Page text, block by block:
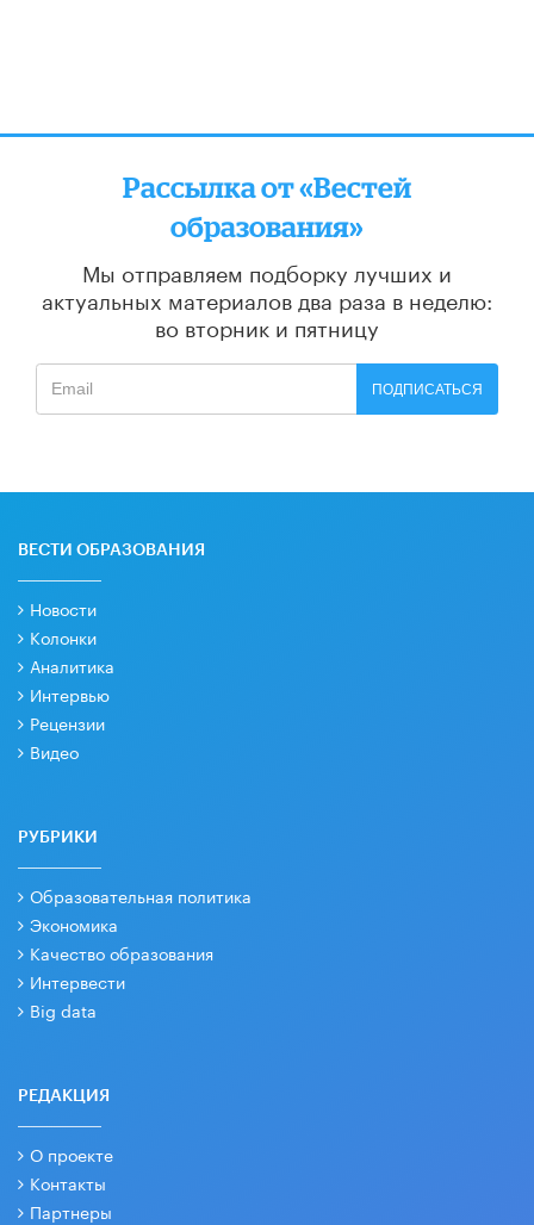
Рассылка от «Вестей
образования»
Мы отправляем подборку лучших и
актуальных материалов два раза в неделю:
во вторник и пятницу
ПОДПИСАТЬСЯ
ВЕСТИ ОБРАЗОВАНИЯ
Новости
Колонки
Аналитика
Интервью
Рецензии
Видео
РУБРИКИ
Образовательная политика
Экономика
Качество образования
Интервести
Big data
РЕДАКЦИЯ
О проекте
Контакты
Партнеры